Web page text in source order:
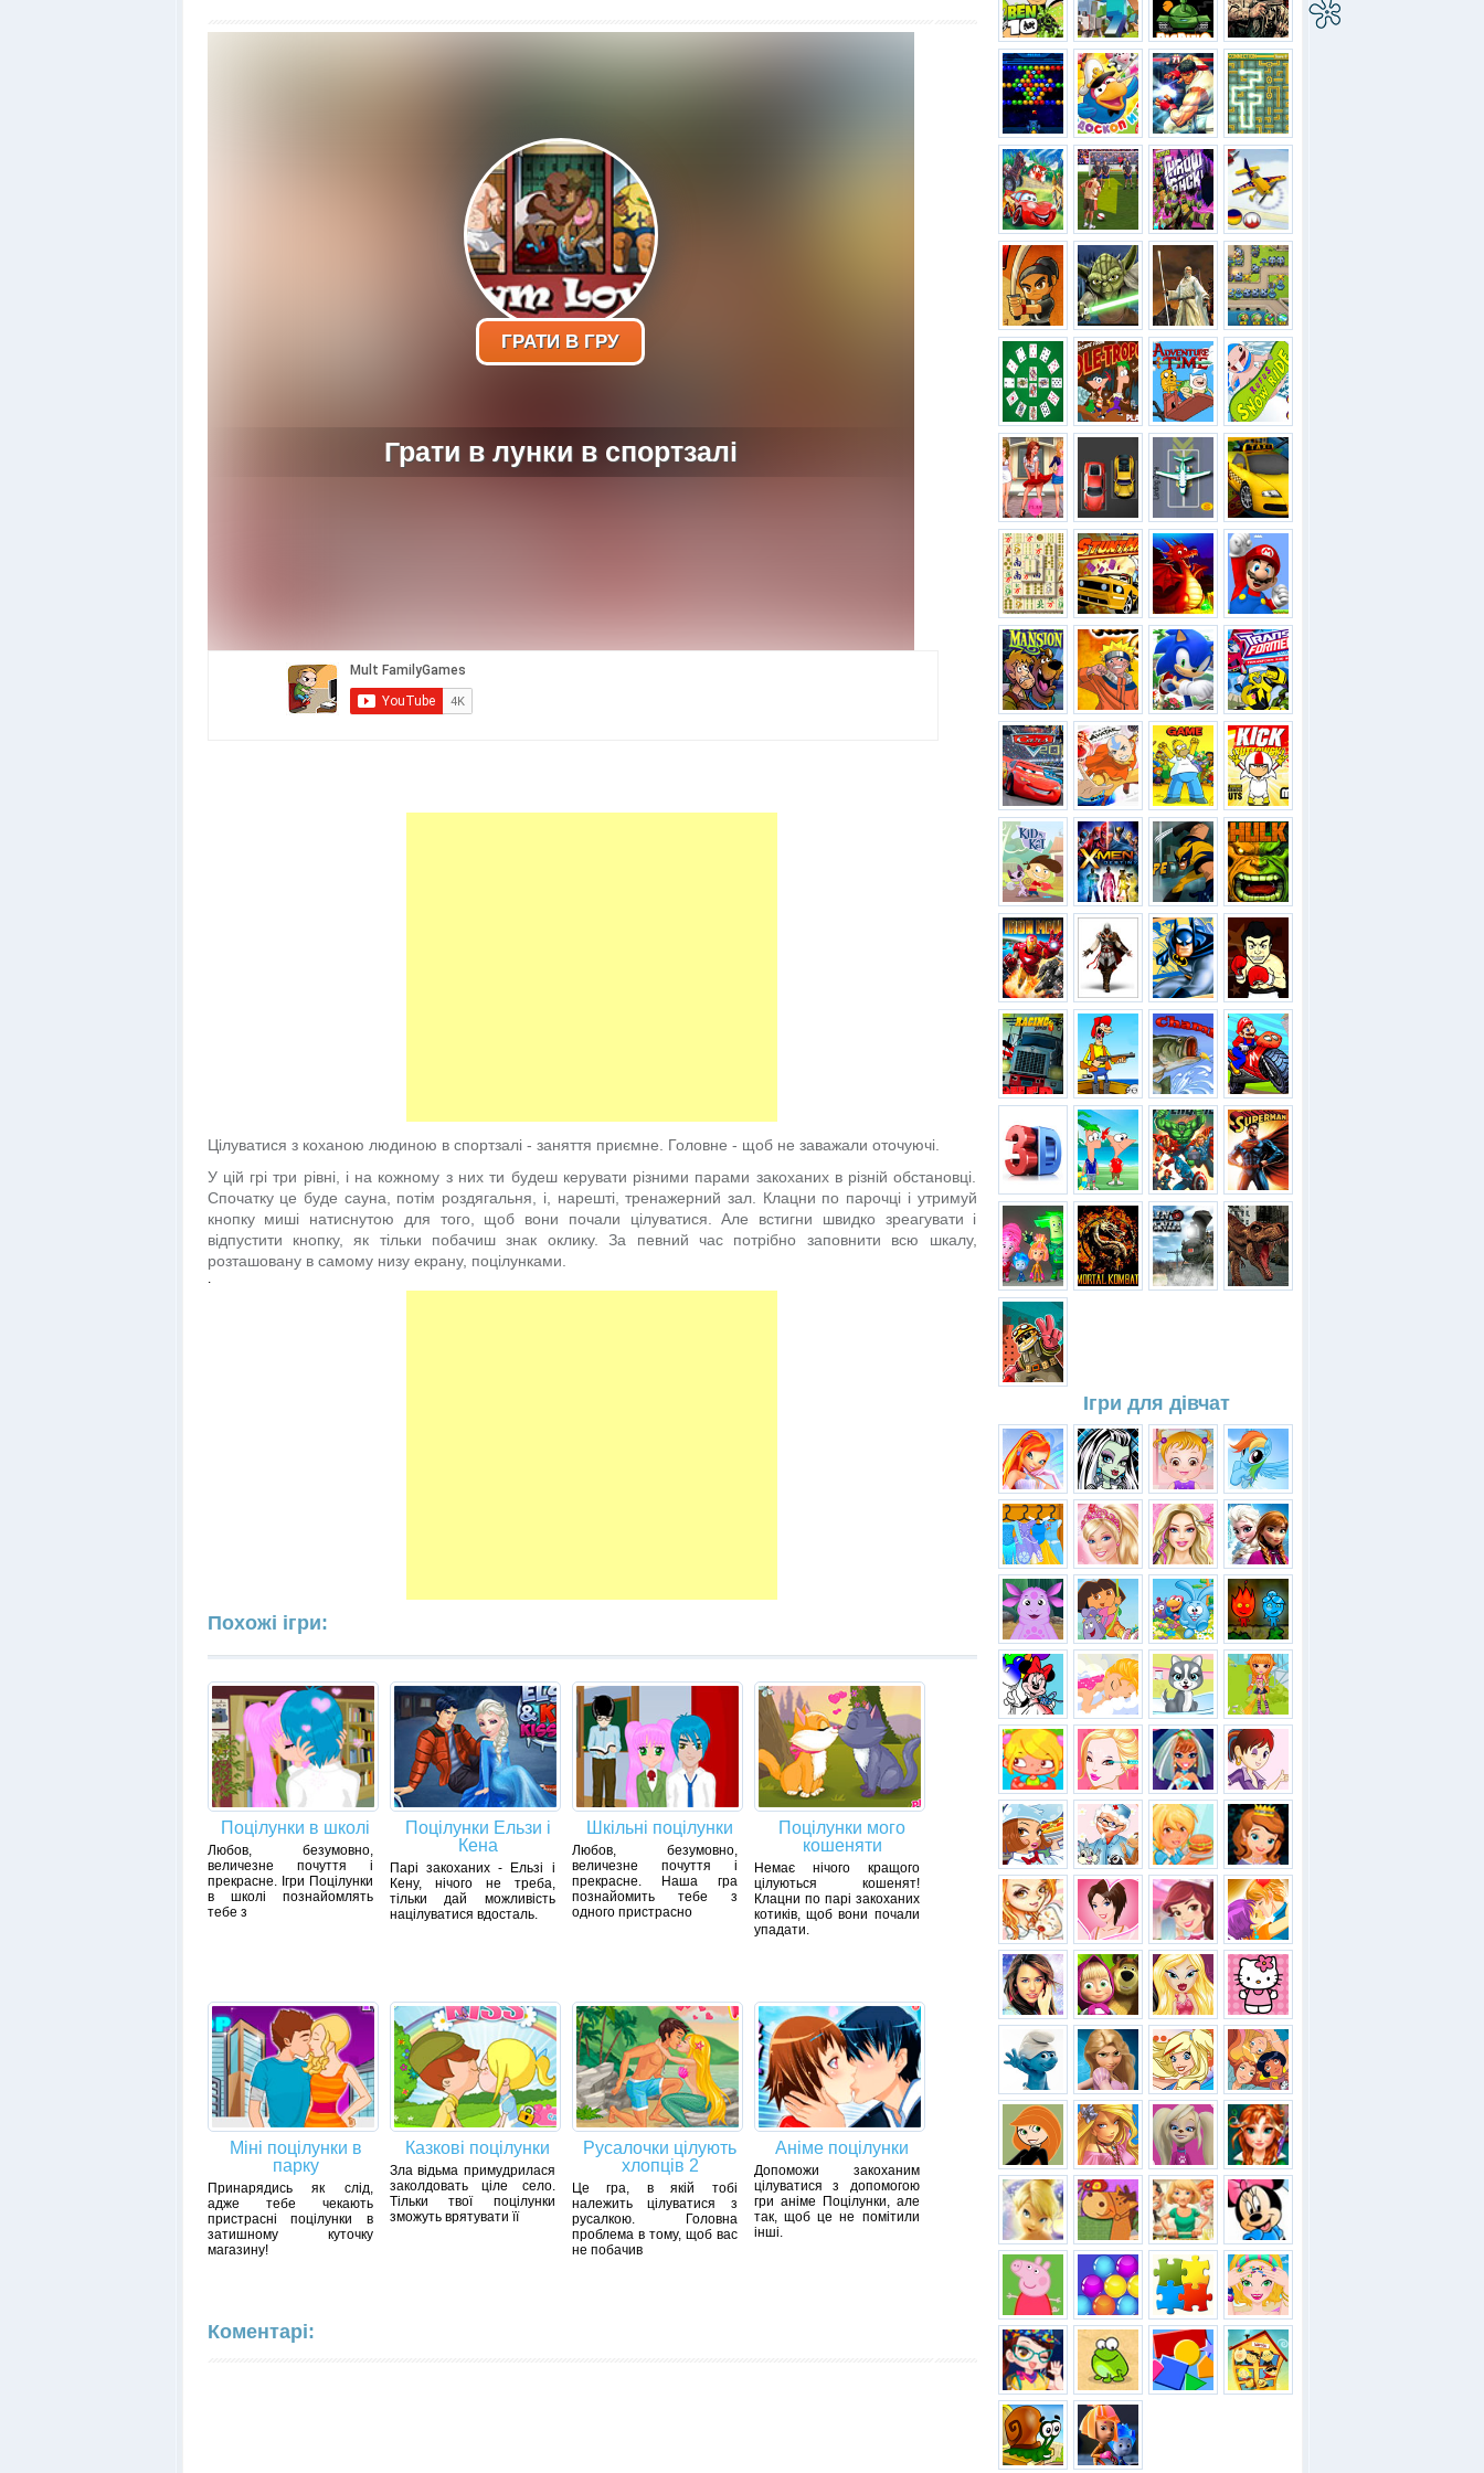
ГРАТИ В ГРУ
Грати в лунки в спортзалі
Цілуватися з коханою людиною в спортзалі - заняття приємне. Головне - щоб не заважали оточуючі.
У цій грі три рівні, і на кожному з них ти будеш керувати різними парами закоханих в різній обстановці.
Спочатку це буде сауна, потім роздягальня, і, нарешті, тренажерний зал. Клацни по парочці і утримуй
кнопку миші натиснутою для того, щоб вони почали цілуватися. Але встигни швидко зреагувати і
відпустити кнопку, як тільки побачиш знак оклику. За певний час потрібно заповнити всю шкалу,
розташовану в самому низу екрану, поцілунками.
.
Похожі ігри:
Поцілунки в школі
Любов, безумовно,
величезне почуття і
прекрасне. Ігри Поцілунки
в школі познайомлять
тебе з
Поцілунки Ельзи і
Кена
Парі закоханих - Ельзі і
Кену, нічого не треба,
тільки дай можливість
націлуватися вдосталь.
Шкільні поцілунки
Любов, безумовно,
величезне почуття і
прекрасне. Наша гра
познайомить тебе з
одного пристрасно
Поцілунки мого
кошеняти
Немає нічого кращого
цілуються кошенят!
Клацни по парі закоханих
котиків, щоб вони почали
упадати.
Міні поцілунки в
парку
Принарядись як слід,
адже тебе чекають
пристрасні поцілунки в
затишному куточку
магазину!
Казкові поцілунки
Зла відьма примудрилася
заколдовать ціле село.
Тільки твої поцілунки
зможуть врятувати її
Русалочки цілують
хлопців 2
Це гра, в якій тобі
належить цілуватися з
русалкою. Головна
проблема в тому, щоб вас
не побачив
Аніме поцілунки
Допоможи закоханим
цілуватися з допомогою
гри аніме Поцілунки, але
так, щоб це не помітили
інші.
Коментарі:
Ігри для дівчат